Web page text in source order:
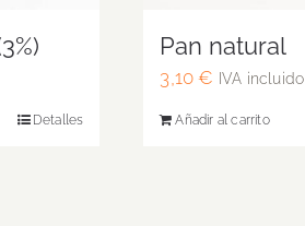
Detalles
Pan natural
3,10€ IVA incluido
Añadir al carrito